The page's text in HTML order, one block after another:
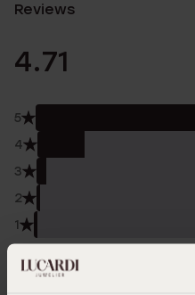
Reviews
4.71
5
4
3
2
1
Verzameld onder de